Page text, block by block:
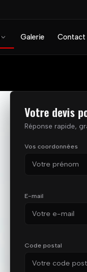
Galerie Contact
Votre devis
Réponse rapide,
Vos coordonnées
E-mail
Code postal